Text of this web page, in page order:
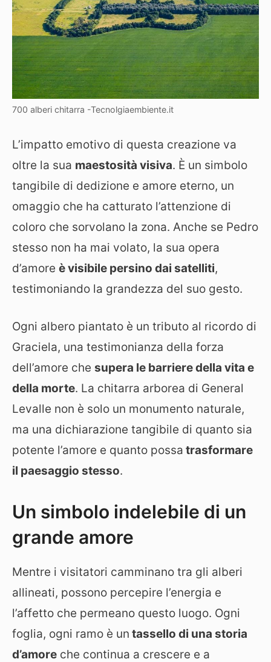
700 alberi chitarra -Tecnolgiaembiente.it
L’impatto emotivo di questa creazione va
oltre la sua maestosità visiva. È un simbolo
tangibile di dedizione e amore eterno, un
omaggio che ha catturato l’attenzione di
coloro che sorvolano la zona. Anche se Pedro
stesso non ha mai volato, la sua opera
d’amore è visibile persino dai satelliti,
testimoniando la grandezza del suo gesto.
Ogni albero piantato è un tributo al ricordo di
Graciela, una testimonianza della forza
dell’amore che supera le barriere della vita e
della morte. La chitarra arborea di General
Levalle non è solo un monumento naturale,
ma una dichiarazione tangibile di quanto sia
potente l’amore e quanto possa trasformare
il paesaggio stesso.
Un simbolo indelebile di un
grande amore
Mentre i visitatori camminano tra gli alberi
allineati, possono percepire l’energia e
l’affetto che permeano questo luogo. Ogni
foglia, ogni ramo è un tassello di una storia
d’amore che continua a crescere e a